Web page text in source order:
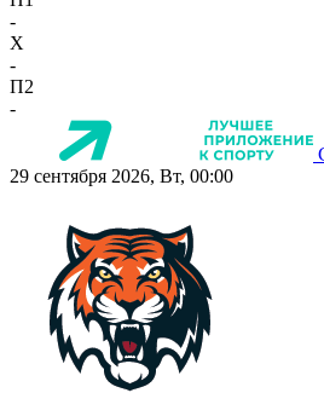
-
X
-
П2
-
29 сентября 2026, Вт, 00:00